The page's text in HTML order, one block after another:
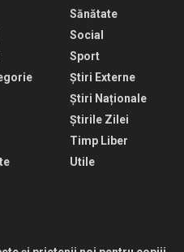
Sănătate
Social
Sport
Știri Externe
Știri Naționale
Știrile Zilei
Timp Liber
Utile